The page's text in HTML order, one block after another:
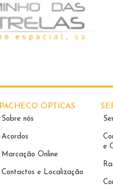
PACHECO ÓPTICAS
Sobre nós
Acordos
Marcação Online
Contactos e Localização
e